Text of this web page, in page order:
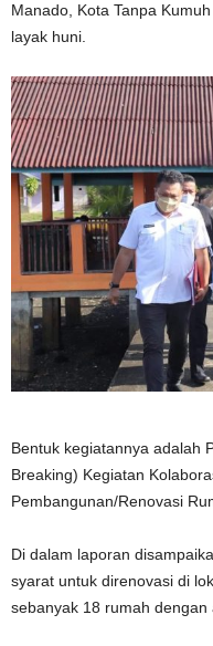
Manado, Kota Tanpa
layak huni.
Bentuk kegiatannya adalah
Breaking) Kegiatan
Pembangunan/Renovasi
Di dalam laporan
syarat untuk direnovasi di
sebanyak 18 rumah dengan